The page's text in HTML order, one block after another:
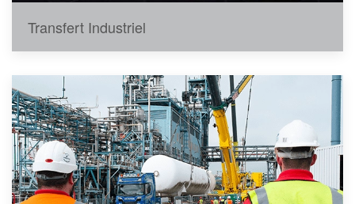
Transfert Industriel